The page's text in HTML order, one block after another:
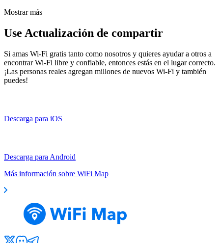
Mostrar más
Use Actualización de compartir
Si amas Wi-Fi gratis tanto como nosotros y quieres ayudar a otros a
encontrar Wi-Fi libre y confiable, entonces estás en el lugar correcto.
¡Las personas reales agregan millones de nuevos Wi-Fi y también
puedes!
Descarga para iOS
Descarga para Android
Más información sobre WiFi Map